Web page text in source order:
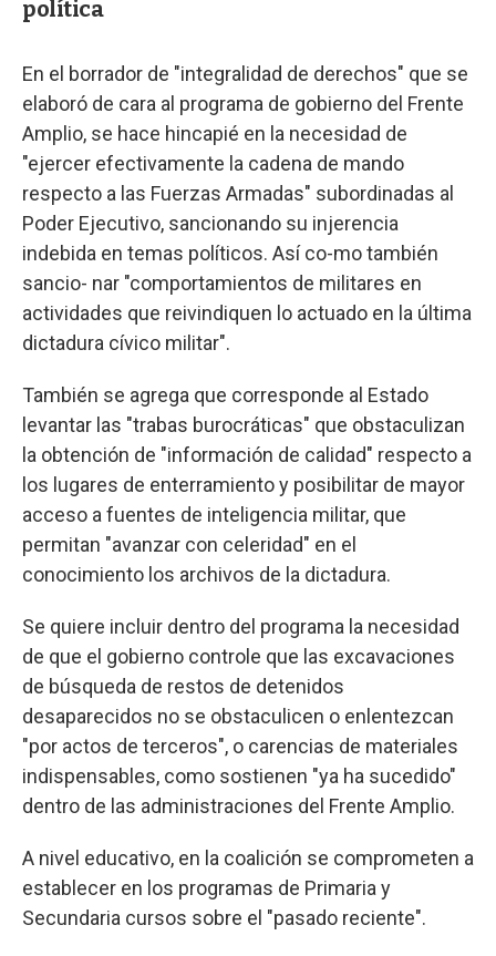
política
En el borrador de "integralidad de derechos" que se
elaboró de cara al programa de gobierno del Frente
Amplio, se hace hincapié en la necesidad de
"ejercer efectivamente la cadena de mando
respecto a las Fuerzas Armadas" subordinadas al
Poder Ejecutivo, sancionando su injerencia
indebida en temas políticos. Así co-mo también
sancio- nar "comportamientos de militares en
actividades que reivindiquen lo actuado en la última
dictadura cívico militar".
También se agrega que corresponde al Estado
levantar las "trabas burocráticas" que obstaculizan
la obtención de "información de calidad" respecto a
los lugares de enterramiento y posibilitar de mayor
acceso a fuentes de inteligencia militar, que
permitan "avanzar con celeridad" en el
conocimiento los archivos de la dictadura.
Se quiere incluir dentro del programa la necesidad
de que el gobierno controle que las excavaciones
de búsqueda de restos de detenidos
desaparecidos no se obstaculicen o enlentezcan
"por actos de terceros", o carencias de materiales
indispensables, como sostienen "ya ha sucedido"
dentro de las administraciones del Frente Amplio.
A nivel educativo, en la coalición se comprometen a
establecer en los programas de Primaria y
Secundaria cursos sobre el "pasado reciente".